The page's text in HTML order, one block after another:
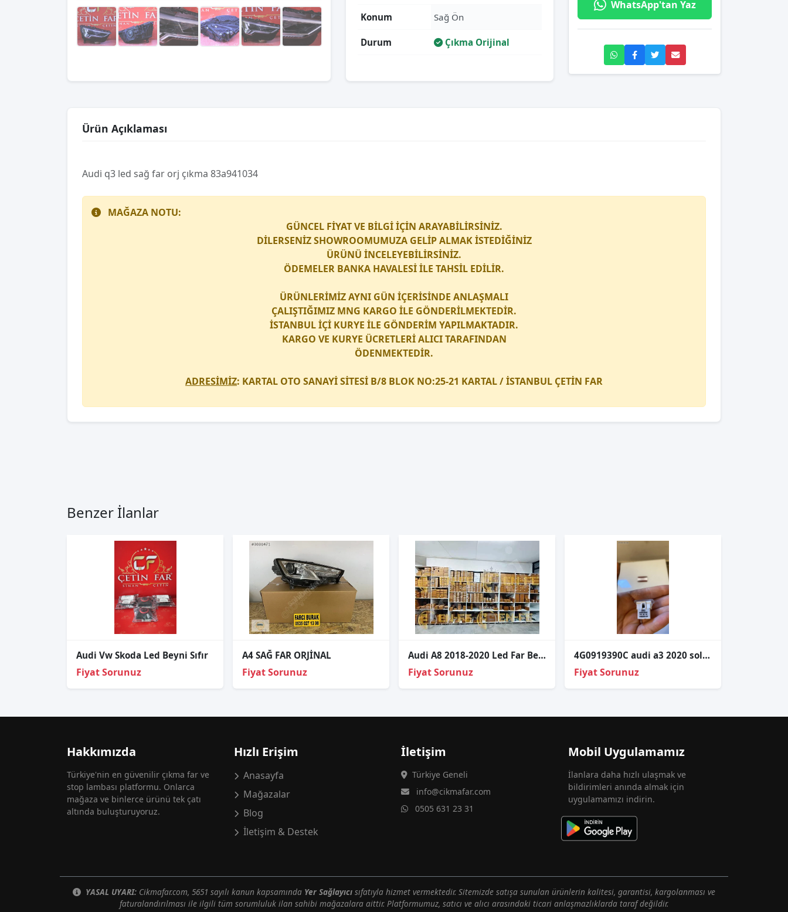
Konum Sağ Ön
Durum Çıkma Orijinal
WhatsApp'tan Yaz
Ürün Açıklaması
Audi̇ q3 led sağ far orj çıkma 83a941034
MAĞAZA NOTU:
GÜNCEL FİYAT VE BİLGİ İÇİN ARAYABİLİRSİNİZ.
DİLERSENİZ SHOWROOMUMUZA GELİP ALMAK İSTEDİĞİNİZ
ÜRÜNÜ İNCELEYEBİLİRSİNİZ.
ÖDEMELER BANKA HAVALESİ İLE TAHSİL EDİLİR.
ÜRÜNLERİMİZ AYNI GÜN İÇERİSİNDE ANLAŞMALI
ÇALIŞTIĞIMIZ MNG KARGO İLE GÖNDERİLMEKTEDİR.
İSTANBUL İÇİ KURYE İLE GÖNDERİM YAPILMAKTADIR.
KARGO VE KURYE ÜCRETLERİ ALICI TARAFINDAN
ÖDENMEKTEDİR.
ADRESİMİZ: KARTAL OTO SANAYİ SİTESİ B/8 BLOK NO:25-21 KARTAL / İSTANBUL ÇETİN FAR
Benzer İlanlar
Audi Vw Skoda Led Beyni Sıfır
Fiyat Sorunuz
A4 SAĞ FAR ORJİNAL
Fiyat Sorunuz
Audi A8 2018-2020 Led Far Beyni 7PP941592BA
Fiyat Sorunuz
4G0919390C audi a3 2020 sol ön ayak lambası
Fiyat Sorunuz
Hakkımızda
Türkiye'nin en güvenilir çıkma far ve
stop lambası platformu. Onlarca
mağaza ve binlerce ürünü tek çatı
altında buluşturuyoruz.
Hızlı Erişim
Anasayfa
Mağazalar
Blog
İletişim & Destek
İletişim
Türkiye Geneli
info@cikmafar.com
0505 631 23 31
Mobil Uygulamamız
İlanlara daha hızlı ulaşmak ve
bildirimleri anında almak için
uygulamamızı indirin.
YASAL UYARI: Cikmafar.com, 5651 sayılı kanun kapsamında Yer Sağlayıcı sıfatıyla hizmet vermektedir. Sitemizde satışa sunulan ürünlerin kalitesi, garantisi, kargolanması ve
faturalandırılması ile ilgili tüm sorumluluk ilan sahibi mağazalara aittir. Platformumuz, satıcı ve alıcı arasındaki ticari anlaşmazlıklarda taraf değildir.